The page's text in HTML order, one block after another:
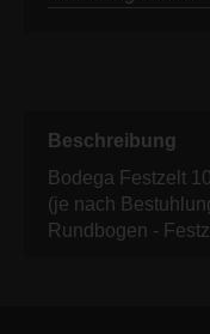
Beschreibung
Bodega Festzelt
(je nach
Rundbogen -